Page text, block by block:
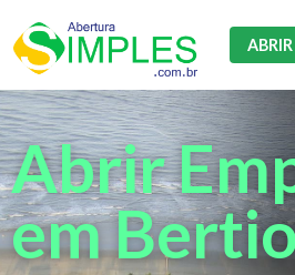
Abrir
em